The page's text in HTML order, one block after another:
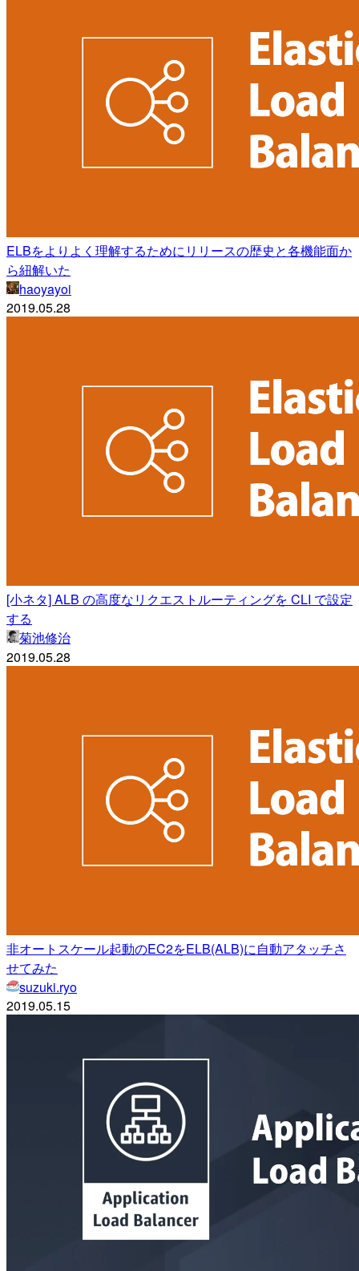
ELBをよりよく理解するためにリリースの歴史と各機能面か
ら紐解いた
haoyayoi
2019.05.28
[小ネタ] ALB の高度なリクエストルーティングを CLI で設定
する
菊池修治
2019.05.28
非オートスケール起動のEC2をELB(ALB)に自動アタッチさ
せてみた
suzuki.ryo
2019.05.15